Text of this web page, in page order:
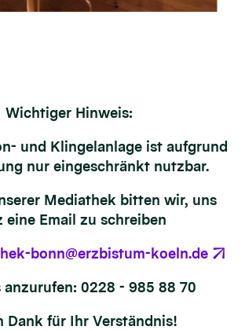
Wichtiger Hinweis:
und Klingelanlage ist aufgrund
nur eingeschränkt nutzbar.
Mediathek bitten wir, uns
eine Email zu schreiben
bonn@erzbistum-koeln.de
anzurufen: 0228 - 985 88 70
Dank für Ihr Verständnis!